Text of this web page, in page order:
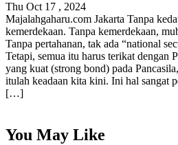
Thu Oct 17 , 2024
Majalahgaharu.com Jakarta Tanpa
kemerdekaan. Tanpa kemerdekaan,
Tanpa pertahanan, tak ada “national
Tetapi, semua itu harus terikat dengan
yang kuat (strong bond) pada
itulah keadaan kita kini. Ini hal sangat
[…]
You May Like